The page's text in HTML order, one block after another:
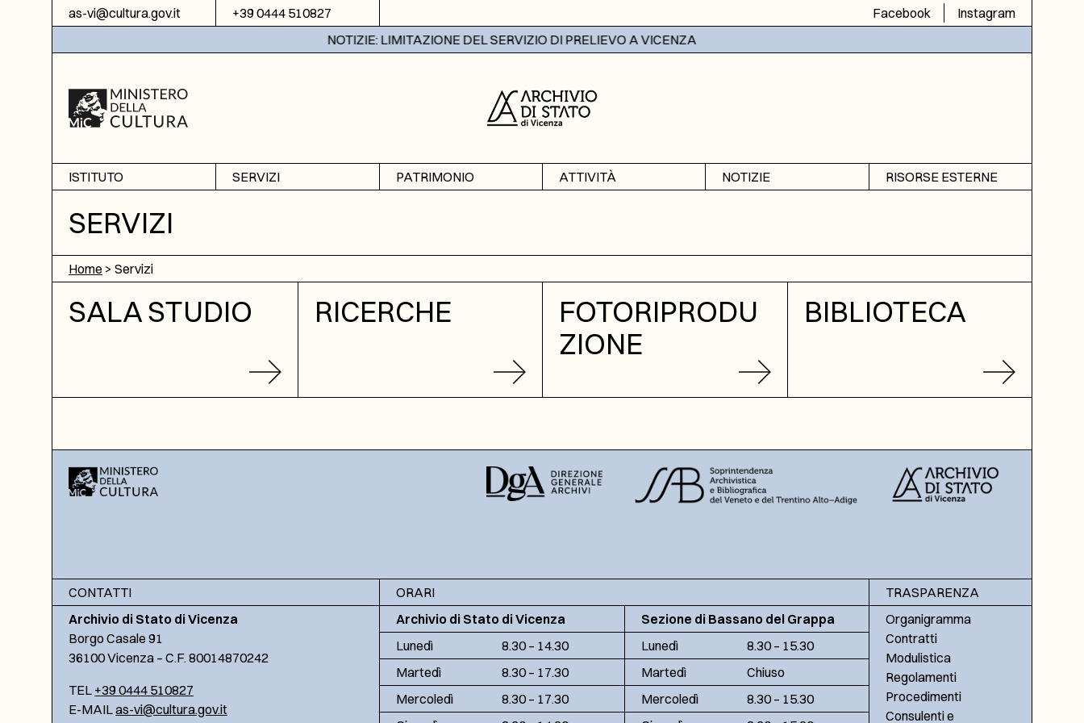
Vai al contenuto
as-vi@cultura.gov.it +39 0444 510827 Facebook
Instagram
NOTIZIE: LIMITAZIONE DEL SERVIZIO DI PRELIEVO A VICENZA
ISTITUTO
Informazioni
Sezione di Bassano del
Grappa
Amministrazione
trasparente
SERVIZI
Fotoriproduzione
Biblioteca
PATRIMONIO
ATTIVITÀ
NOTIZIE
RISORSE ESTERNE
DGA
ICAR
SERVIZI
Home > Servizi
SALA STUDIO RICERCHE
FOTORIPRODU
ZIONE
BIBLIOTECA
CONTATTI
Archivio di Stato di Vicenza
Borgo Casale 91
36100 Vicenza – C.F. 80014870242
TEL +39 0444 510827
E-MAILas-vi@cultura.gov.it
ORARI
Archivio di Stato di Vicenza
Lunedì
8.30 – 14.30
Martedì
8.30 – 17.30
Mercoledì
8.30 – 17.30
Sezione di Bassano del Grappa
Lunedì
8.30 – 15.30
Martedì
Chiuso
Mercoledì
8.30 – 15.30
TRASPARENZA
Organigramma
Contratti
Modulistica
Regolamenti
Procedimenti
Consulenti e